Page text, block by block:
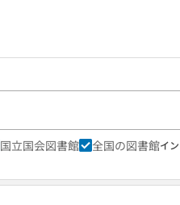
国立国会図書館 全国の図書館イ